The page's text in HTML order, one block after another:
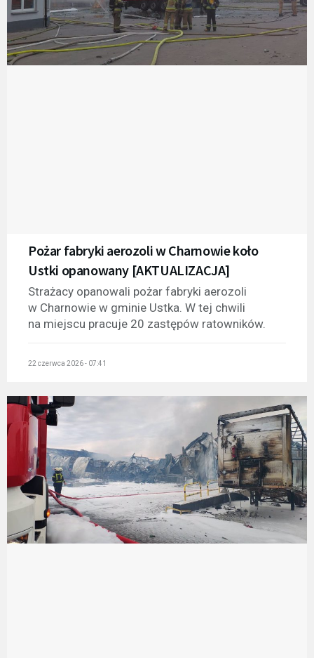
Pożar fabryki aerozoli w Charnowie koło
Ustki opanowany [AKTUALIZACJA]
Strażacy opanowali pożar fabryki aerozoli
w Charnowie w gminie Ustka. W tej chwili
na miejscu pracuje 20 zastępów ratowników.
22 czerwca 2026 - 07:41